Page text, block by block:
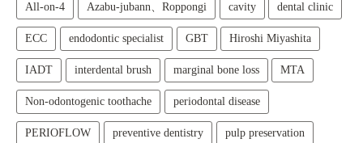
All‑on‑4 Azabu-jubann、Roppongi cavity dental clinic
ECC endodontic specialist GBT Hiroshi Miyashita
IADT interdental brush marginal bone loss MTA
Non-odontogenic toothache periodontal disease
PERIOFLOW preventive dentistry pulp preservation